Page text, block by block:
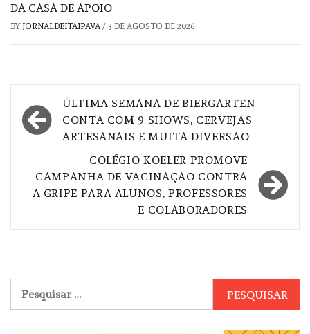
DA CASA DE APOIO
BY JORNALDEITAIPAVA/ 3 DE AGOSTO DE 2026
Navegação
de
ÚLTIMA SEMANA DE BIERGARTEN
CONTA COM 9 SHOWS, CERVEJAS
ARTESANAIS E MUITA DIVERSÃO
COLÉGIO KOELER PROMOVE
CAMPANHA DE VACINAÇÃO CONTRA
A GRIPE PARA ALUNOS, PROFESSORES
E COLABORADORES